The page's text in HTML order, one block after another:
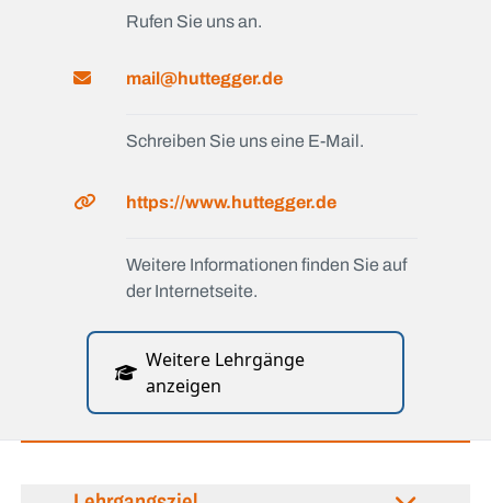
Rufen Sie uns an.
mail@huttegger.de
Schreiben Sie uns eine E-Mail.
https://www.huttegger.de
Weitere Informationen finden Sie auf
der Internetseite.
Weitere Lehrgänge
anzeigen